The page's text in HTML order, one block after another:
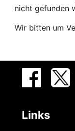
nicht gefunden
Wir bitten um
Links